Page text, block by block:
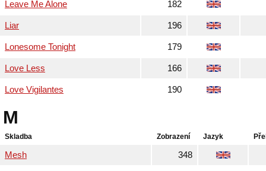
Leave Me Alone 182
Liar 196
Lonesome Tonight 179
Love Less 166
Love Vigilantes 190
M
Skladba Zobrazení Jazyk
Mesh 348